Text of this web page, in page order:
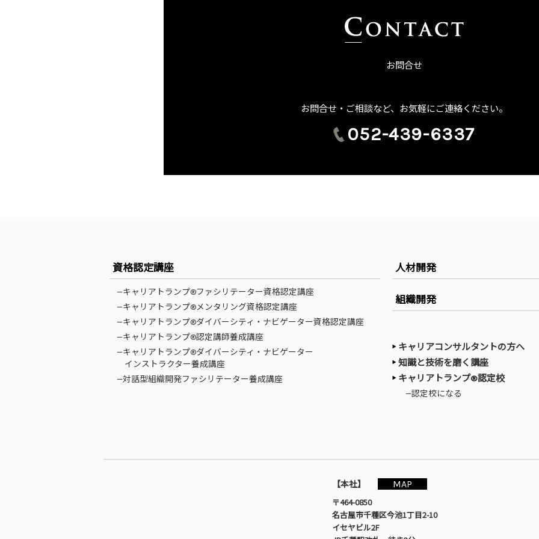
お問合せ
お問合せ・ご相談など、お気軽にご連絡ください。
052-439-6337
資格認定講座
—キャリアトランプ®ファシリテーター資格認定講座
—キャリアトランプ®メンタリング資格認定講座
—キャリアトランプ®ダイバーシティ・ナビゲーター資格認定講座
—キャリアトランプ®認定講師養成講座
—キャリアトランプ®ダイバーシティ・ナビゲーター
インストラクター養成講座
—対話型組織開発ファシリテーター養成講座
人材開発
組織開発
キャリアコンサルタントの方へ
知識と技術を磨く講座
キャリアトランプ®認定校
—認定校になる
【本社】
MAP
〒464-0850
名古屋市千種区今池1丁目2-10
イセヤビル2F